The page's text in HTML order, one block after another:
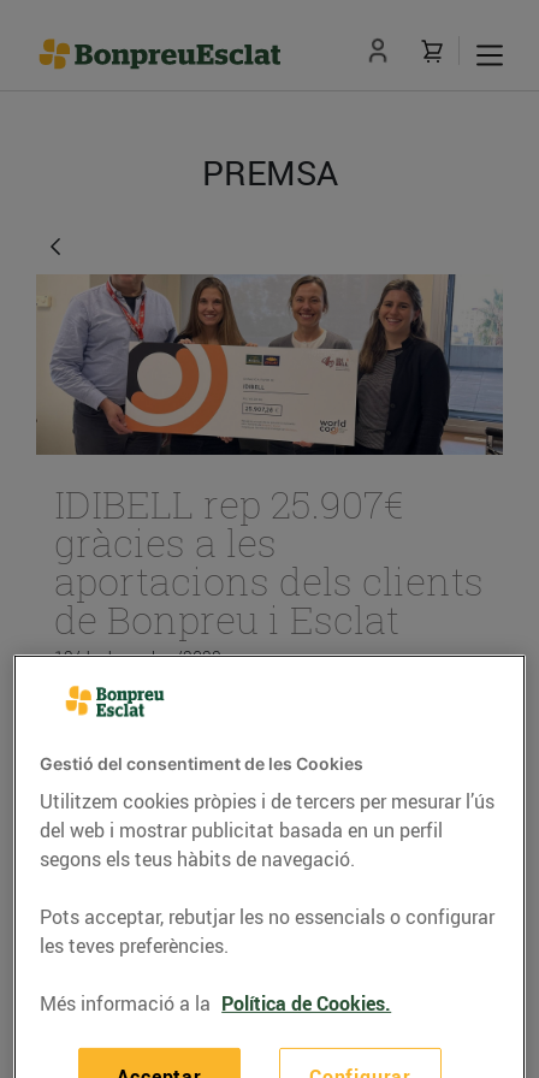
PREMSA
IDIBELL rep 25.907€
gràcies a les
aportacions dels clients
de Bonpreu i Esclat
12/de desembre/2023
de l’Arrodoniment Solidari als
mes de novembre i s’han realitzat 185.804
donacions en total.
L’import va destinat a IDIBELL, Institut
una institució centrada en la recerca del
càncer, les neurociències, la medicina
Aquest mes de desembre les donacions
Recerca Clínic de Barcelona (Hospital
Gestió del consentiment de les Cookies
Utilitzem cookies pròpies i de tercers per mesurar l’ús
del web i mostrar publicitat basada en un perfil
segons els teus hàbits de navegació.
Pots acceptar, rebutjar les no essencials o configurar
les teves preferències.
Més informació a la Política de Cookies.